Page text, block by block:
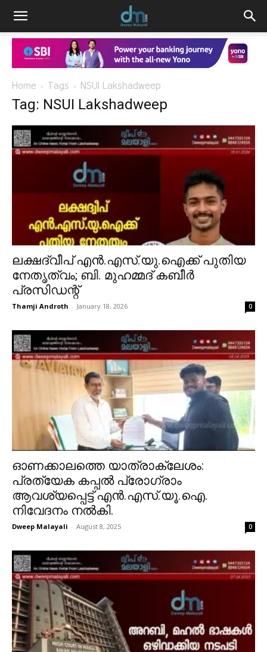
Home Tags NSUI Lakshadweep
Tag: NSUI Lakshadweep
ലക്ഷദ്വീപ് എൻ.എസ്.യു.ഐക്ക് പുതിയ
നേതൃത്വം; ബി. മുഹമ്മദ് കബീർ
പ്രസിഡന്റ്
Thamji Androth - January 18, 2026 0
ഓണക്കാലത്തെ യാത്രാക്ലേശം:
പ്രത്യേക കപ്പൽ പ്രോഗ്രാം
ആവശ്യപ്പെട്ട് എൻ.എസ്.യൂ.ഐ.
നിവേദനം നൽകി.
Dweep Malayali - August 8, 2025 0